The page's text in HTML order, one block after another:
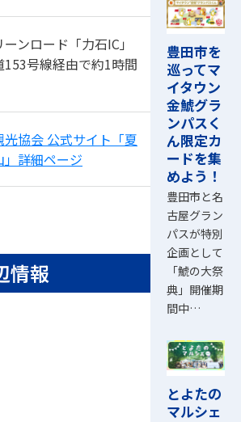
ンロード「力石IC」
153号線経由で約1時間
光協会 公式サイト「夏
」詳細ページ
情報
豊田市を
巡ってマ
イタウン
金鯱グラ
ンパスく
ん限定カ
ードを集
めよう！
豊田市と名
古屋グラン
パスが特別
企画として
「鯱の大祭
典」開催期
間中…
とよたの
マルシェ